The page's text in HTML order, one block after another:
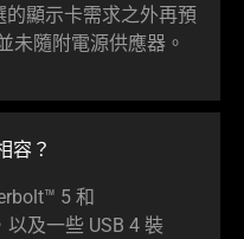
顯示卡需求之外再預
未隨附電源供應器 。
容 ？
5 和
及一些 USB 4 裝